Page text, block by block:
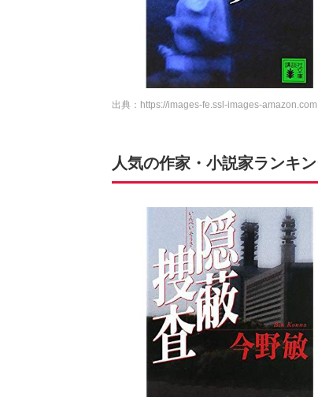
出典： https://images-fe.ssl-images-amazon.com
人気の作家・小説家ランキ